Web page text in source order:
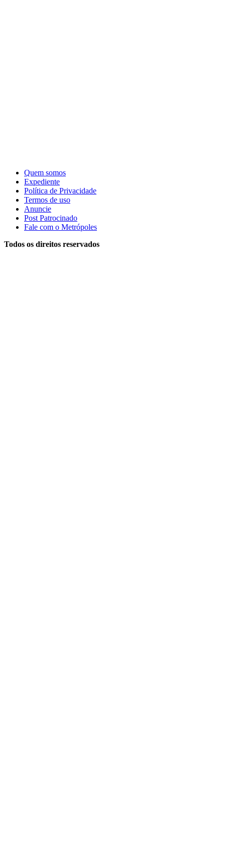
Quem somos
Expediente
Política de Privacidade
Termos de uso
Anuncie
Post Patrocinado
Fale com o Metrópoles
Todos os direitos reservados